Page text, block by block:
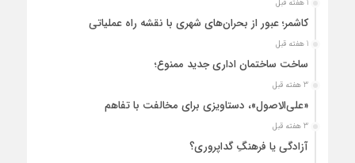
1 هفته قبل
کاشمر؛ عبور از بحران‌های شهری با نقشه راه عملیاتی
1 هفته قبل
ساخت ساختمان اداری جدید ممنوع؛
3 هفته قبل
«علی‌الاصول»، دستاویزی برای مخالفت با تفاهم
3 هفته قبل
آزادگی یا فرهنگِ گداپروری؟